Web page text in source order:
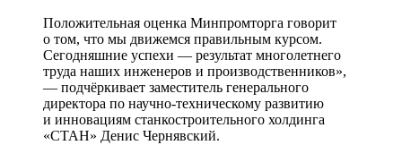
Положительная оценка Минпромторга говорит
о том, что мы движемся правильным курсом.
Сегодняшние успехи — результат многолетнего
труда наших инженеров и производственников»,
— подчёркивает заместитель генерального
директора по научно-­техническому развитию
и инновациям станкостроительного холдинга
«СТАН» Денис Чернявский.